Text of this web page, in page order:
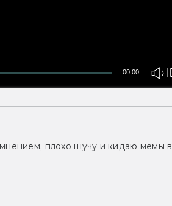
00:00
плохо шучу и кидаю мемы в